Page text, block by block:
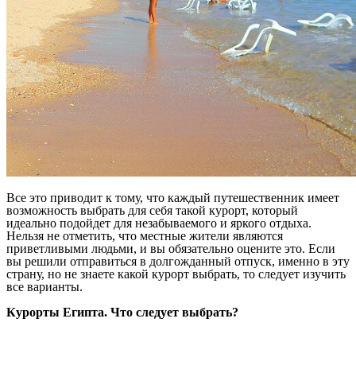
Все это приводит к тому, что каждый путешественник имеет
возможность выбрать для себя такой курорт, который
идеально подойдет для незабываемого и яркого отдыха.
Нельзя не отметить, что местные жители являются
приветливыми людьми, и вы обязательно оцените это. Если
вы решили отправиться в долгожданный отпуск, именно в эту
страну, но не знаете какой курорт выбрать, то следует изучить
все варианты.
Курорты Египта. Что следует выбрать?